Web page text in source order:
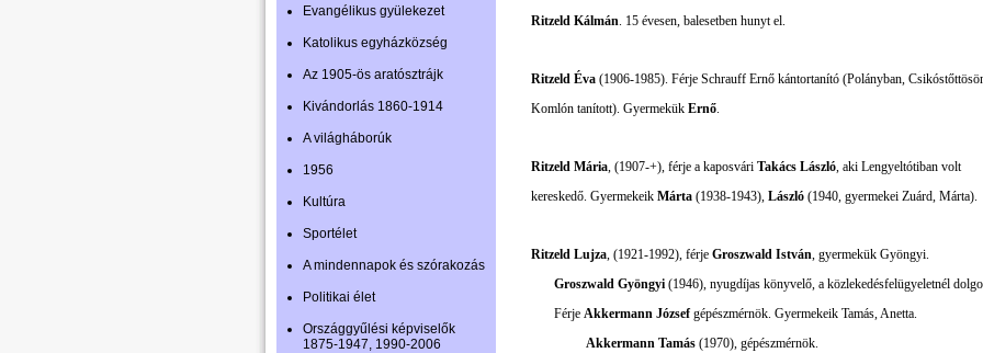
Evangélikus gyülekezet
Katolikus egyházközség
Az 1905-ös aratósztrájk
Kivándorlás 1860-1914
A világháborúk
1956
Kultúra
Sportélet
A mindennapok és szórakozás
Politikai élet
Országgyűlési képviselők
1875-1947, 1990-2006
Ritzeld Kálmán. 15 évesen, balesetben hunyt el.
Ritzeld Éva (1906-1985). Férje Schrauff Ernő kántortanító (Polányban,
Komlón tanított). Gyermekük Ernő.
Ritzeld Mária, (1907-+), férje a kaposvári Takács László, aki Lengyeltótiban volt
kereskedő. Gyermekeik Márta (1938-1943), László (1940, gyermekei Zuárd, Márta).
Ritzeld Lujza, (1921-1992), férje Groszwald István, gyermekük Gyöngyi.
Groszwald Gyöngyi (1946), nyugdíjas könyvelő, a közlekedésfelügyeletnél
Férje Akkermann Józsefgépészmérnök. Gyermekeik Tamás, Anetta.
Akkermann Tamás (1970), gépészmérnök.